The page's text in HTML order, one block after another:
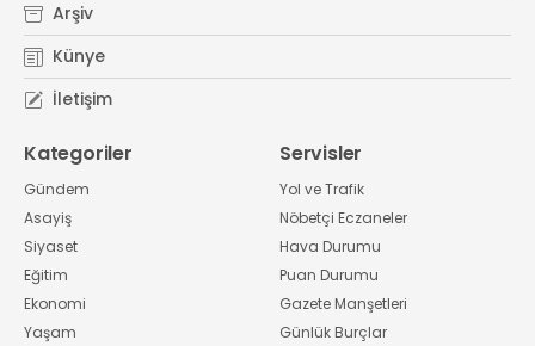
Arşiv
Künye
İletişim
Kategoriler
Gündem
Asayiş
Siyaset
Eğitim
Ekonomi
Yaşam
Servisler
Yol ve Trafik
Nöbetçi Eczaneler
Hava Durumu
Puan Durumu
Gazete Manşetleri
Günlük Burçlar